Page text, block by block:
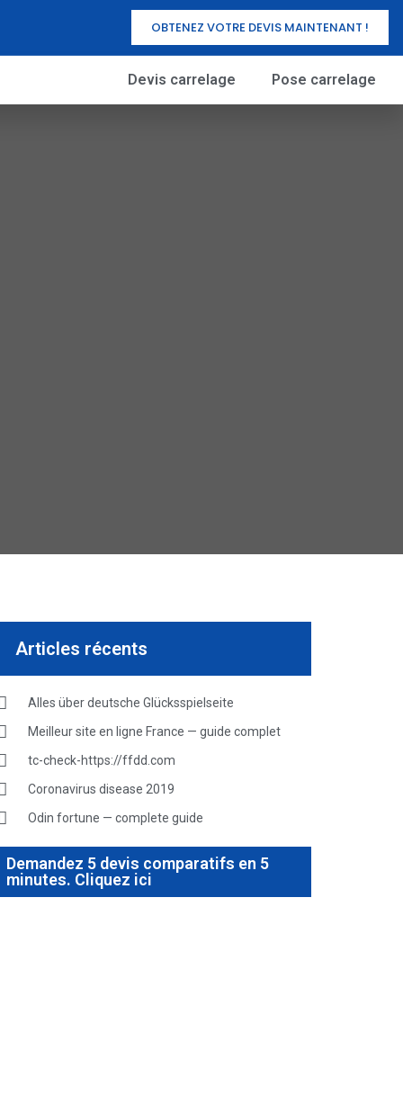
OBTENEZ VOTRE DEVIS MAINTENANT !
Devis carrelage Pose carrelage
Articles récents
Alles über deutsche Glücksspielseite
Meilleur site en ligne France — guide complet
tc-check-https://ffdd.com
Coronavirus disease 2019
Odin fortune — complete guide
Demandez 5 devis comparatifs en 5
minutes. Cliquez ici